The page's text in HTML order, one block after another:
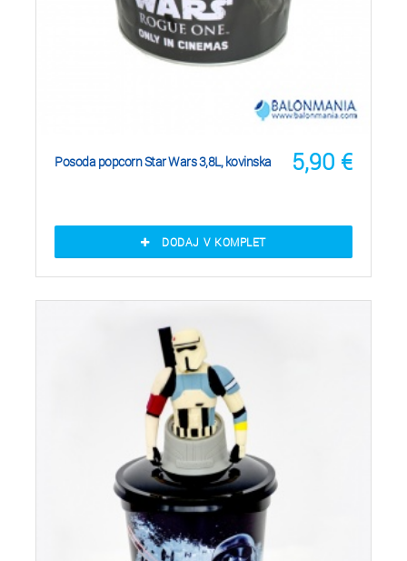
5,90 €
Posoda popcorn Star Wars 3,8L, kovinska
DODAJ V KOMPLET